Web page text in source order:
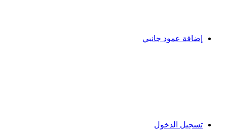
إضافة عمود جانبي
تسجيل الدخول